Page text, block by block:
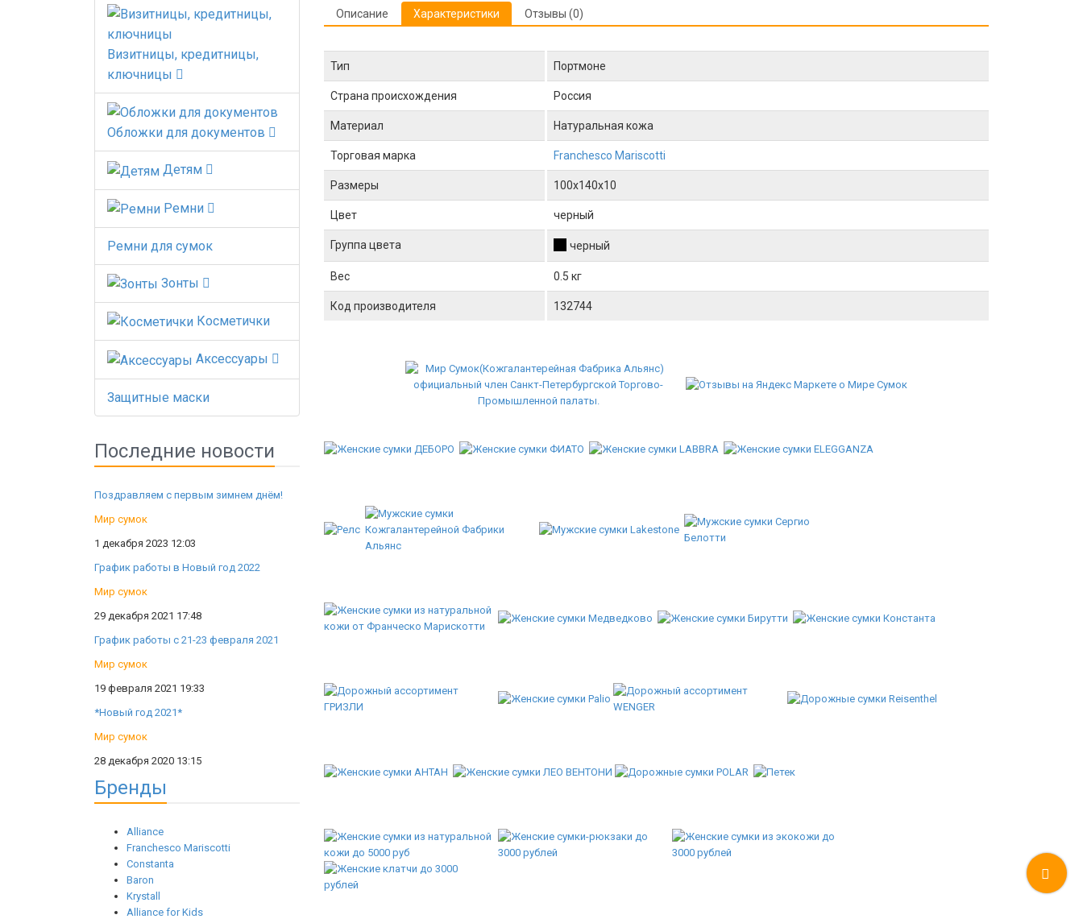
Визитницы, кредитницы,
ключницы
Обложки для документов
Детям
Ремни
Ремни для сумок
Зонты
Косметички
Аксессуары
Защитные маски
Последние новости
Поздравляем с первым зимнем днём!
Мир сумок
1 декабря 2023 12:03
График работы в Новый год 2022
Мир сумок
29 декабря 2021 17:48
График работы с 21-23 февраля 2021
Мир сумок
19 февраля 2021 19:33
*Новый год 2021*
Мир сумок
28 декабря 2020 13:15
Бренды
Alliance
Franchesco Mariscotti
Constanta
Baron
Krystall
Alliance for Kids
Описание Характеристики Отзывы (0)
Тип Портмоне
Страна происхождения Россия
Материал Натуральная кожа
Торговая марка Franchesco Mariscotti
Размеры 100x140x10
Цвет черный
Группа цвета черный
Вес 0.5 кг
Код производителя 132744